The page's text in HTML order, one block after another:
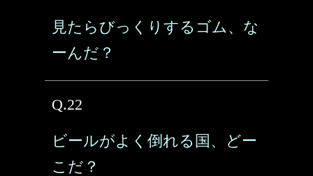
見たらびっくりするゴム、な
ーんだ？
Q.22
ビールがよく倒れる国、どー
こだ？